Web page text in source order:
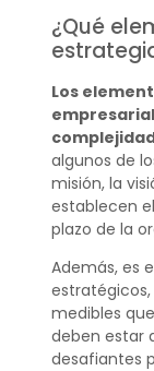
¿Qué
Los
algunos de
misión, la
establecen
plazo de la
Además, es
medibles
deben estar
desafiantes